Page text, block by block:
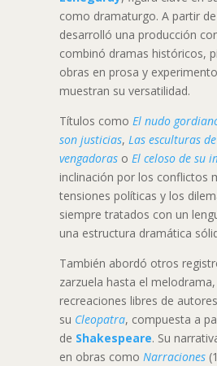
como dramaturgo. A partir
desarrolló una producción
combinó dramas históricos,
obras en prosa y
muestran su versatilidad.
Títulos como El nudo
son justicias, Las esculturas
vengadoraso El celoso de su
inclinación por los conflictos
tensiones políticas y los
siempre tratados con un
una estructura dramática
También abordó otros
zarzuela hasta el
recreaciones libres de
su Cleopatra, compuesta a
de Shakespeare. Su
en obras como Narraciones